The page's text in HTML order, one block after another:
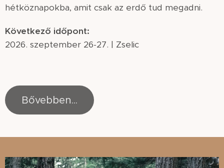
hétköznapokba, amit csak az erdő tud megadni.
Következő időpont:
2026. szeptember 26-27. | Zselic
Bővebben...